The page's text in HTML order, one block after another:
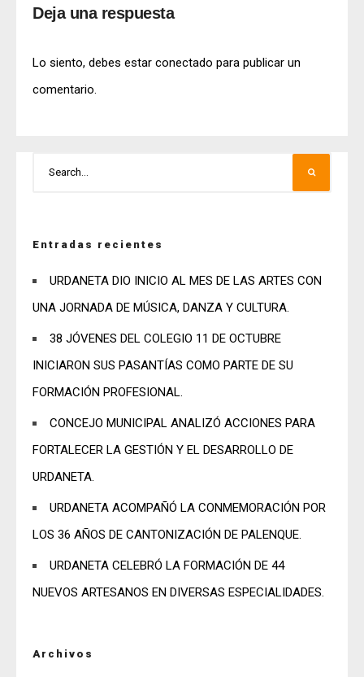
Deja una respuesta
Lo siento, debes estar conectado para publicar un
comentario.
Entradas recientes
URDANETA DIO INICIO AL MES DE LAS ARTES CON
UNA JORNADA DE MÚSICA, DANZA Y CULTURA.
38 JÓVENES DEL COLEGIO 11 DE OCTUBRE
INICIARON SUS PASANTÍAS COMO PARTE DE SU
FORMACIÓN PROFESIONAL.
CONCEJO MUNICIPAL ANALIZÓ ACCIONES PARA
FORTALECER LA GESTIÓN Y EL DESARROLLO DE
URDANETA.
URDANETA ACOMPAÑÓ LA CONMEMORACIÓN POR
LOS 36 AÑOS DE CANTONIZACIÓN DE PALENQUE.
URDANETA CELEBRÓ LA FORMACIÓN DE 44
NUEVOS ARTESANOS EN DIVERSAS ESPECIALIDADES.
Archivos